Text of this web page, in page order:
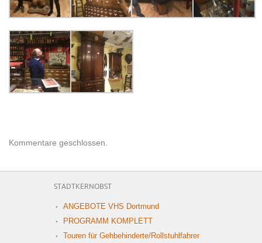
Kommentare geschlossen.
STADTKERNOBST
ANGEBOTE VHS Dortmund
PROGRAMM KOMPLETT
Touren für Gehbehinderte/Rollstuhlfahrer